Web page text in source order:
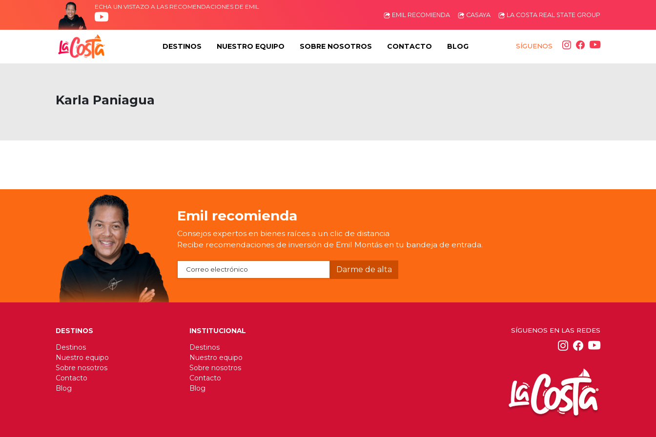
ECHA UN VISTAZO A LAS RECOMENDACIONES DE EMIL
EMIL RECOMIENDA
CASAYA LA COSTA REAL STATE GROUP
DESTINOS NUESTRO EQUIPO SOBRE NOSOTROS CONTACTO BLOG SÍGUENOS
Karla Paniagua
Emil recomienda
Consejos expertos en bienes raíces a un clic de distancia
Recibe recomendaciones de inversión de Emil Montás en tu bandeja de entrada.
DESTINOS
Destinos
Nuestro equipo
Sobre nosotros
Contacto
Blog
INSTITUCIONAL
Destinos
Nuestro equipo
Sobre nosotros
Contacto
Blog
SÍGUENOS EN LAS REDES